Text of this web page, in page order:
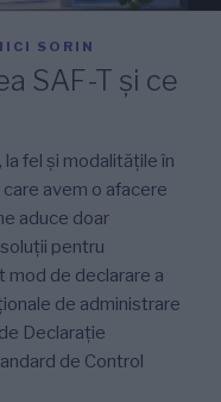
SORIN
SAF-T și ce
fel și modalitățile în
avem o afacere
aduce doar
pentru
mod de declarare a
de administrare
Declarație
de Control